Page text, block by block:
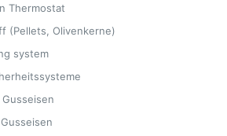
Thermostat
(Pellets, Olivenkerne)
system